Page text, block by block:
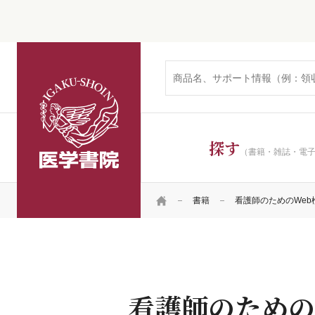
探す （書籍・雑誌・電
HOME 書籍 看護師のためのWeb
看護師のため